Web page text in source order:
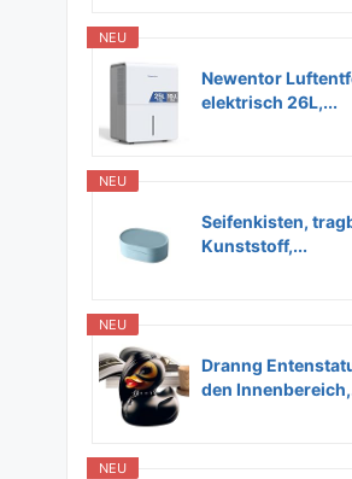
NEU
Newentor
elektrisch 26L,...
NEU
Seifenkisten,
Kunststoff,...
NEU
Dranng
den
NEU